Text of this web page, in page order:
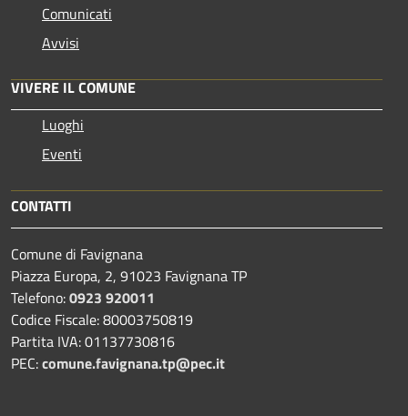
Comunicati
Avvisi
VIVERE IL COMUNE
Luoghi
Eventi
CONTATTI
Comune di Favignana
Piazza Europa, 2, 91023 Favignana TP
Telefono:0923 920011
Codice Fiscale: 80003750819
Partita IVA: 01137730816
PEC:comune.favignana.tp@pec.it